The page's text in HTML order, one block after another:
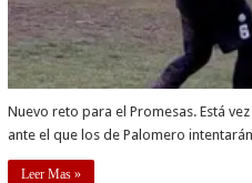
Nuevo reto para el Promesas. Está
ante el que los de Palomero
Leer Mas »